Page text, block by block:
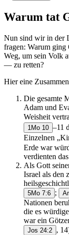
Warum tat
Nun sind wir in der
fragen: Warum ging
Weg, um sein Volk
— zu retten?
Hier eine
Die gesamte
Adam und
Weisheit
1Mo 10 –11
Einzelnen
Erde war
verdienten
Als Gott
Israel als den
5Mo 7:6 ;
Nationen
die es
war ein
Jos 24:2 ,